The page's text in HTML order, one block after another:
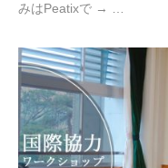
みはPeatixで → …